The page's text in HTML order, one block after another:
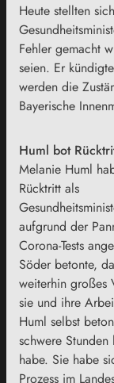
Heute stellten
Fehler gemacht
seien. Er
werden die
Bayerische
Huml bot
Melanie Huml
Rücktritt als
aufgrund der
Corona-Tests
Söder betonte,
weiterhin großes
sie und ihre
Huml selbst
schwere Stunden
habe. Sie habe
Prozess im